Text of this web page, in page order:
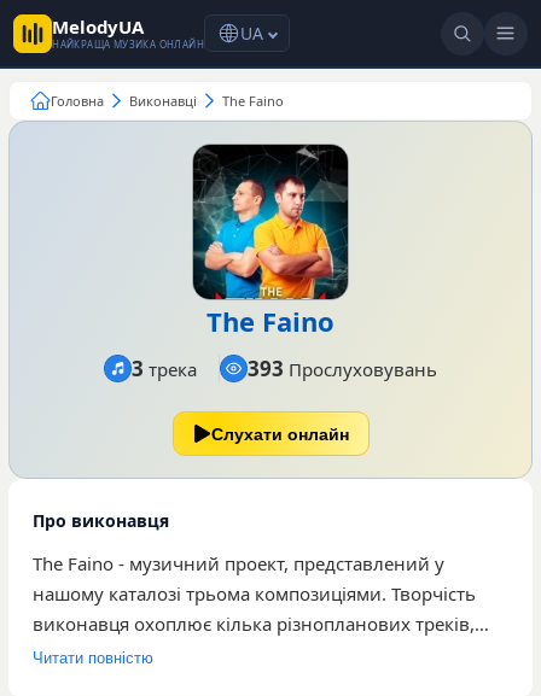
MelodyUA
НАЙКРАЩА МУЗИКА ОНЛАЙН UA
Головна Виконавці The Faino
The Faino
3 трека 393 Прослуховувань
Слухати онлайн
Про виконавця
The Faino - музичний проект, представлений у
нашому каталозі трьома композиціями. Творчість
виконавця охоплює кілька різнопланових треків,
серед яких найбільш популярними за кількістю
Читати повністю